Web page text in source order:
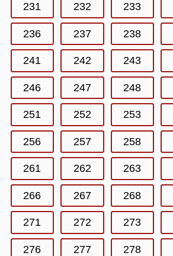
231 232 233
236 237 238
241 242 243
246 247 248
251 252 253
256 257 258
261 262 263
266 267 268
271 272 273
276 277 278